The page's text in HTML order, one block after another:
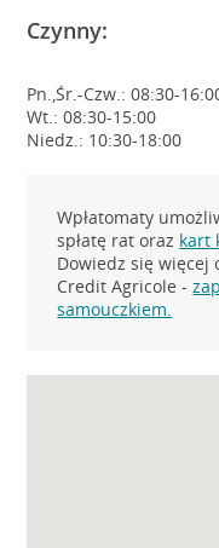
Czynny:
Pn.,Śr.-Czw.: 08:30-
Wt.: 08:30-15:00
Niedz.: 10:30-18:00
Wpłatomaty
spłatę rat oraz kart
Dowiedz się więcej
Credit Agricole -
samouczkiem.